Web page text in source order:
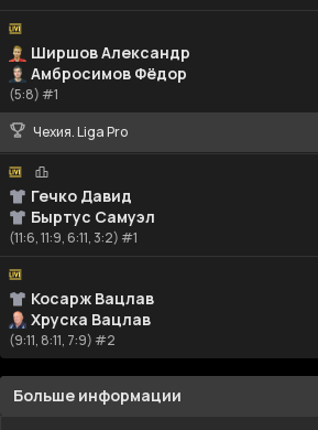
Ширшов Александр
Амбросимов Фёдор
(5:8) #1
Чехия. Liga Pro
Гечко Давид
Быртус Самуэл
(11:6, 11:9, 6:11, 3:2) #1
Косарж Вацлав
Хруска Вацлав
(9:11, 8:11, 7:9) #2
Больше информации